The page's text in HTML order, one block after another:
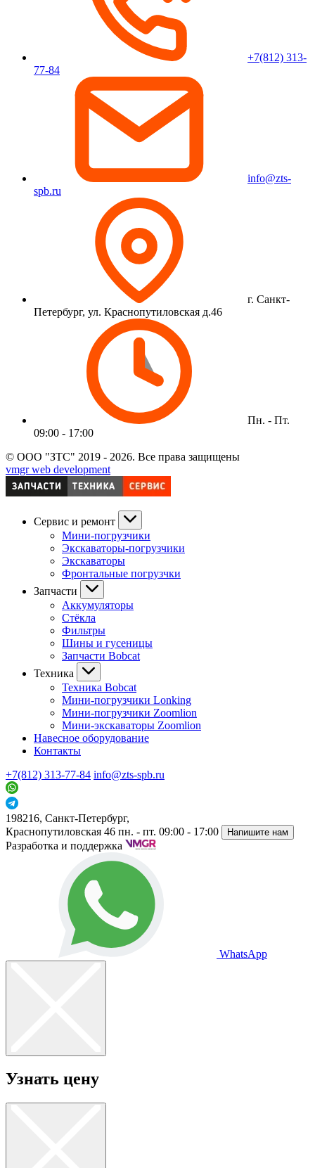
+7(812) 313-
77-84
info@zts-
spb.ru
г. Санкт-
Петербург, ул. Краснопутиловская д.46
Пн. - Пт.
09:00 - 17:00
© ООО "ЗТС" 2019 - 2026. Все права защищены
vmgr web development
Сервис и ремонт
Мини-погрузчики
Экскаваторы-погрузчики
Экскаваторы
Фронтальные погрузчки
Запчасти
Аккумуляторы
Стёкла
Фильтры
Шины и гусеницы
Запчасти Bobcat
Техника
Техника Bobcat
Мини-погрузчики Lonking
Мини-погрузчики Zoomlion
Мини-экскаваторы Zoomlion
Навесное оборудование
Контакты
+7(812) 313-77-84 info@zts-spb.ru
198216, Санкт-Петербург,
Краснопутиловская 46 пн. - пт. 09:00 - 17:00 Напишите нам
Разработка и поддержка
WhatsApp
Узнать цену